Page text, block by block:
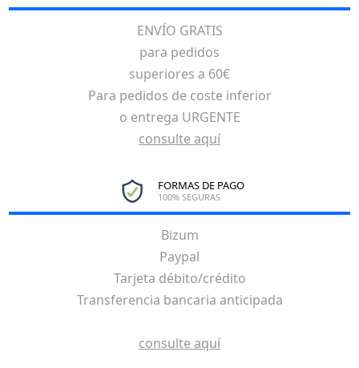
ENVÍO GRATIS
para pedidos
superiores a 60€
Para pedidos de coste inferior
o entrega URGENTE
consulte aquí
FORMAS DE PAGO
100% SEGURAS
Bizum
Paypal
Tarjeta débito/crédito
Transferencia bancaria anticipada
consulte aquí